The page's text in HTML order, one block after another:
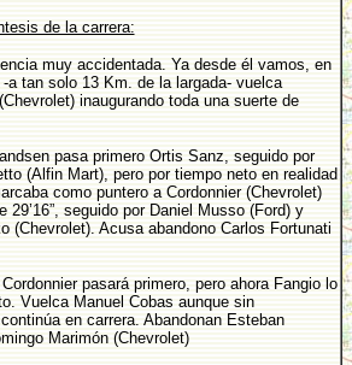
de la carrera:
muy accidentada. Ya desde él vamos, en
-a tan solo 13 Km. de la largada- vuelca
inaugurando toda una suerte de
pasa primero Ortis Sanz, seguido por
(Alfin Mart), pero por tiempo neto en realidad
como puntero a Cordonnier (Chevrolet)
29’16”, seguido por Daniel Musso (Ford) y
(Chevrolet). Acusa abandono Carlos Fortunati
pasará primero, pero ahora Fangio lo
Vuelca Manuel Cobas aunque sin
en carrera. Abandonan Esteban
Marimón (Chevrolet)